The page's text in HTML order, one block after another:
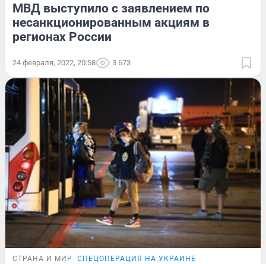
МВД выступило с заявлением по
несанкционированным акциям в
регионах России
24 февраля, 2022, 20:58 3 673
СТРАНА И МИР СПЕЦОПЕРАЦИЯ НА УКРАИНЕ